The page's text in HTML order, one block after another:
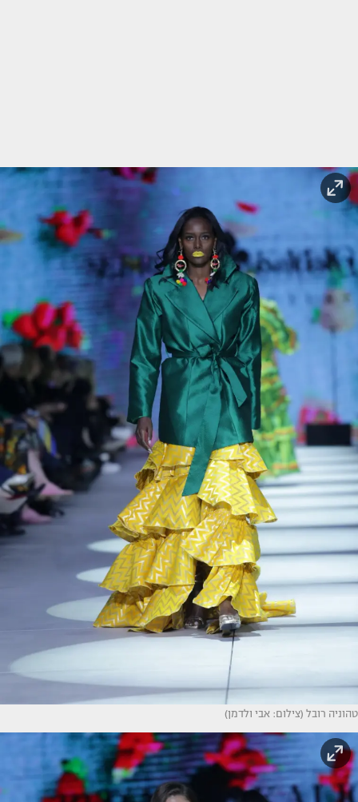
טהוניה רובל (צילום: אבי ולדמן)